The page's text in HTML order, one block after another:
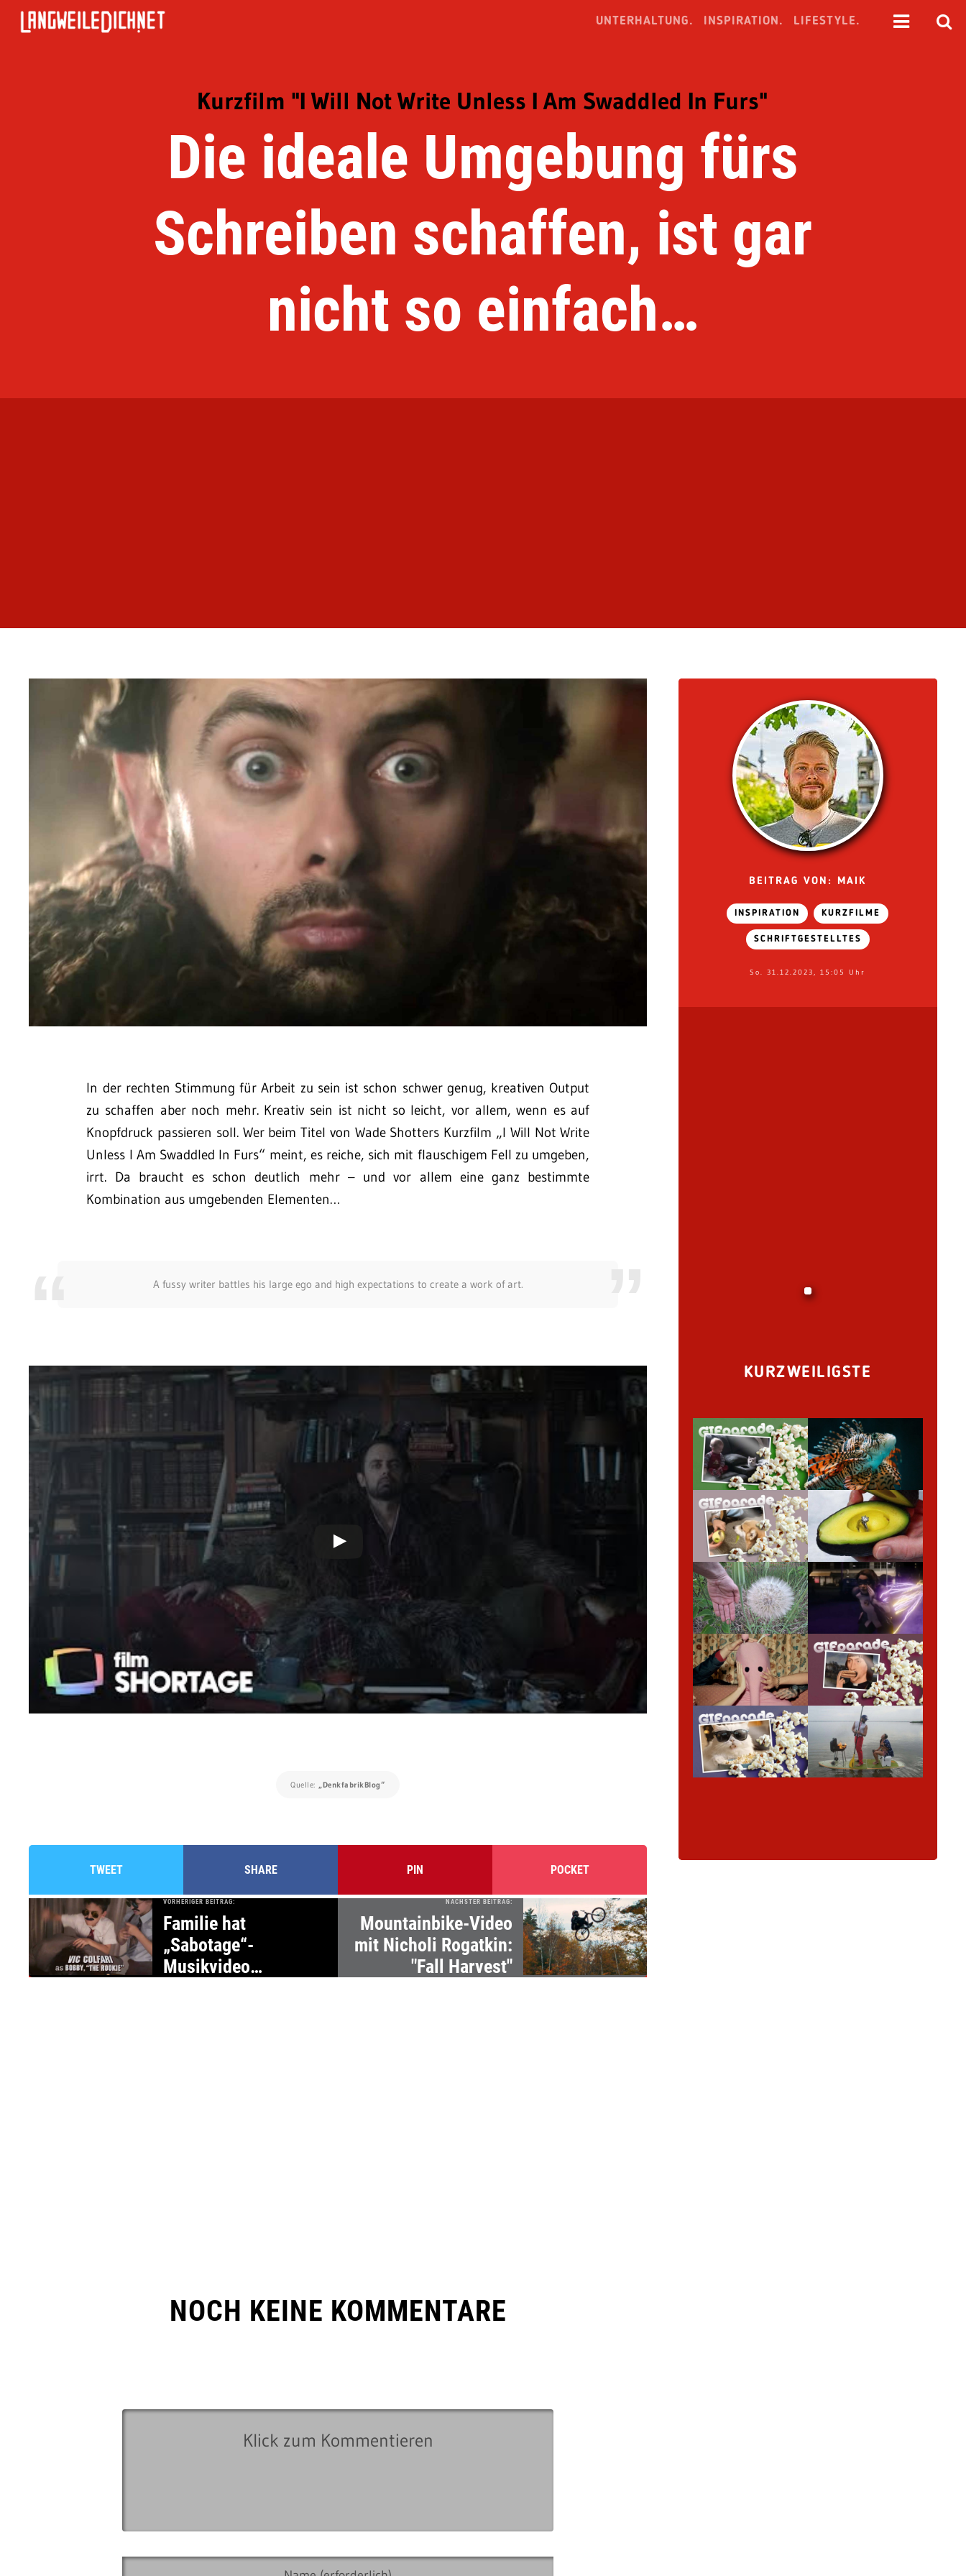
UNTERHALTUNG. INSPIRATION. LIFESTYLE.
Kurzfilm "I Will Not Write Unless I Am Swaddled In Furs"
Die ideale Umgebung fürs
Schreiben schaffen, ist gar
nicht so einfach…
In der rechten Stimmung für Arbeit zu sein ist schon schwer genug, kreativen Output
zu schaffen aber noch mehr. Kreativ sein ist nicht so leicht, vor allem, wenn es auf
Knopfdruck passieren soll. Wer beim Titel von Wade Shotters Kurzfilm „I Will Not Write
Unless I Am Swaddled In Furs“ meint, es reiche, sich mit flauschigem Fell zu umgeben,
irrt. Da braucht es schon deutlich mehr – und vor allem eine ganz bestimmte
Kombination aus umgebenden Elementen…
A fussy writer battles his large ego and high expectations to create a work of art.
Quelle: „DenkfabrikBlog“
TWEET SHARE PIN POCKET
VORHERIGER BEITRAG:
Familie hat
„Sabotage“-
Musikvideo
NÄCHSTER BEITRAG:
Mountainbike-Video
mit Nicholi Rogatkin:
"Fall Harvest"
NOCH KEINE KOMMENTARE
BEITRAG VON: MAIK
INSPIRATION KURZFILME
SCHRIFTGESTELLTES
So. 31.12.2023, 15:05 Uhr
KURZWEILIGSTE